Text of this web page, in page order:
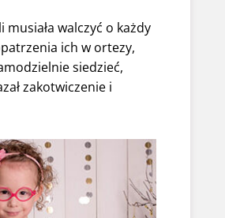
walczyć o każdy
ich w ortezy,
siedzieć,
zakotwiczenie i